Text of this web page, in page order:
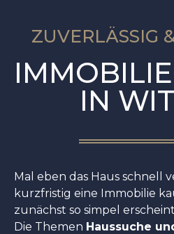
ZUVERLÄSSIG
IN
Mal eben das Haus schnell
kurzfristig eine Immobilie
zunächst so simpel
Die Themen Haussuche